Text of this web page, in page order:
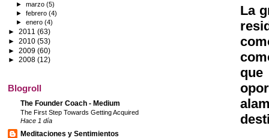
La
que
►marzo(5)
►febrero(4)
►enero(4)
► 2011 (63)
► 2010 (53)
► 2009 (60)
► 2008 (12)
Blogroll
The Founder Coach - Medium
The First Step Towards Getting Acquired
Hace 1 día
Meditaciones y Sentimientos